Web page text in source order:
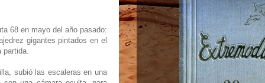
68 en mayo del año pasado:
gigantes pintados en el
partida.
subió las escaleras en una